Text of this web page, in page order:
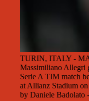
TURIN, ITALY -
Massimiliano Allegri
Serie A TIM match
at Allianz Stadium
by Daniele Badolato